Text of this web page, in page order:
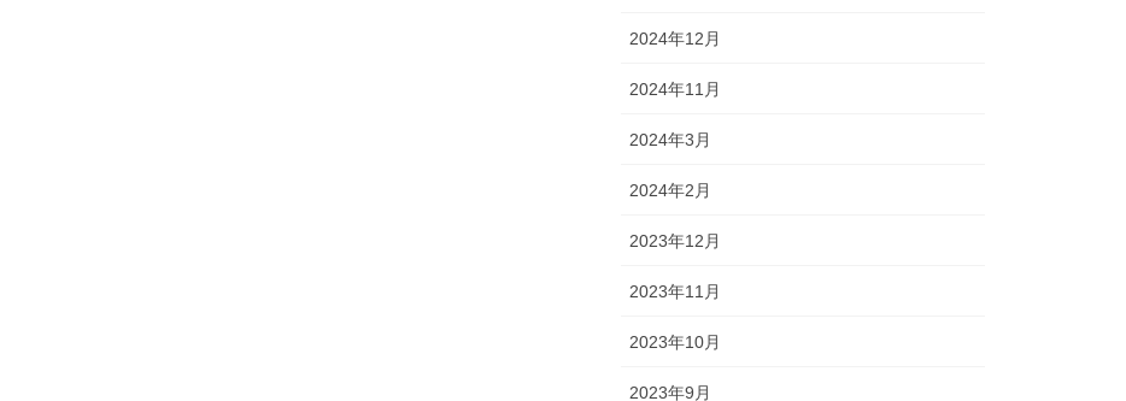
2024年12月
2024年11月
2024年3月
2024年2月
2023年12月
2023年11月
2023年10月
2023年9月